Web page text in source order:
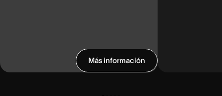
Más información